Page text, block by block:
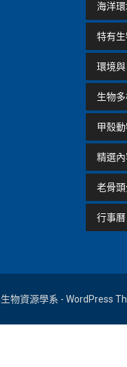
海洋
特有
環境
生物
甲殼
精選
老骨
行事曆
物資源學系 - WordPress